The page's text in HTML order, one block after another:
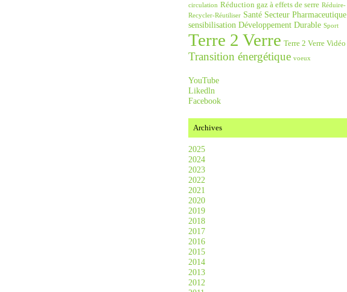
circulation Réduction gaz à effets de serre Réduire-
Recycler-Réutiliser Santé Secteur Pharmaceutique
sensibilisation Développement Durable Sport
Terre 2 Verre Terre 2 Verre Vidéo
Transition énergétique voeux
YouTube
Likedln
Facebook
Archives
2025
2024
2023
2022
2021
2020
2019
2018
2017
2016
2015
2014
2013
2012